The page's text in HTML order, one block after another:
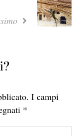
I campi
*